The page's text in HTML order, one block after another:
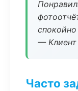
— Клиент
Часто